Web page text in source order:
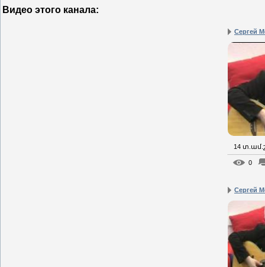
Видео этого канала:
Сергей
14
0
Сергей